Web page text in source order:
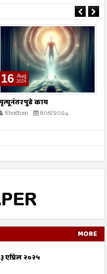
16 Aug
2024
पुढे काय
Shodhan 8/16/2024
MORE
एप्रिल २०२५